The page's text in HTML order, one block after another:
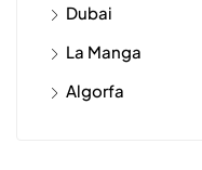
Dubai
La Manga
Algorfa